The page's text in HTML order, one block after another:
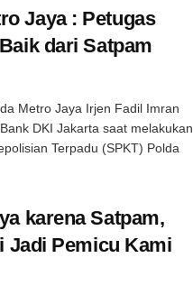
Jaya : Petugas
dari Satpam
Metro Jaya Irjen Fadil Imran
DKI Jakarta saat melakukan
Terpadu (SPKT) Polda
karena Satpam,
Jadi Pemicu Kami